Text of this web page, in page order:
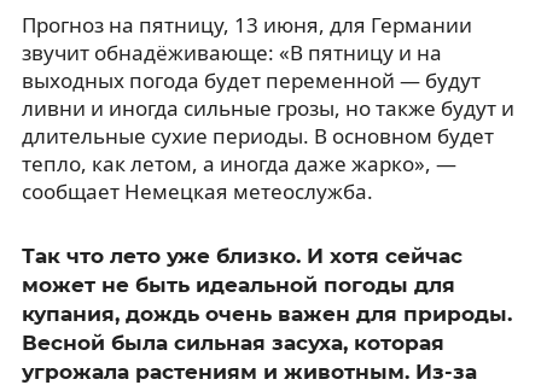
Прогноз на пятницу, 13 июня, для Германии
звучит обнадёживающе: «В пятницу и на
выходных погода будет переменной — будут
ливни и иногда сильные грозы, но также будут и
длительные сухие периоды. В основном будет
тепло, как летом, а иногда даже жарко», —
сообщает Немецкая метеослужба.
Так что лето уже близко. И хотя сейчас
может не быть идеальной погоды для
купания, дождь очень важен для природы.
Весной была сильная засуха, которая
угрожала растениям и животным. Из-за